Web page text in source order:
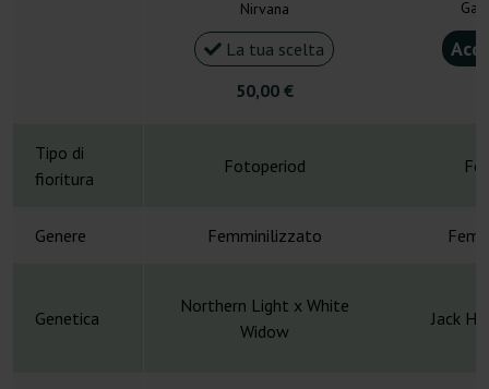
Nirvana
La tua scelta
50,00 €
Tipo di
fioritura
Fotoperiod
Genere Femminilizzato
Genetica
Northern Light x White
Widow
Jack